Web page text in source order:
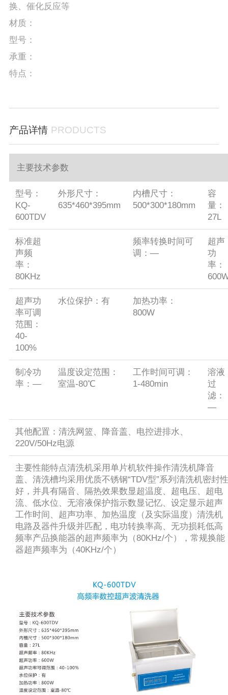
换、催化反应等
材质：
型号：
承重：
特点：
产品详情 PRODUCTS
主要技术参数
型号：
KQ-
600TDV
外形尺寸：
635*460*395mm
内槽尺寸：
500*300*180mm
容
量：
27L
标准超
声频
率：
80KHz
频率转换时间可
调：—
超声
功
率：
超声功
率可调
范围：
40-
100%
水位保护：有
加热功率：
800W
制冷功
率：—
温度设定范围：
室温-80℃
工作时间可调：
1-480min
溶液
过
滤：
—
其他配置：清洗网篮、降音盖、电控进排水、
220V/50Hz电源
主要性能特点清洗机采用单片机软件操作清洗机降音
盖、清洗槽均采用优质不锈钢“TDV型”系列清洗机密封性
好，并具有隔音、隔热效果数显超温度、超电压、超电
流、低水位、无溶液保护指示数显记忆、设定显示超声
工作时间、超声功率、加热温度（及实际温度）清洗机
电路及器件升级并匹配，电功转换率高、无功损耗低高
频率产品换能器的超声频率为（80KHz/个），常规换能
器超声频率为（40KHz/个）